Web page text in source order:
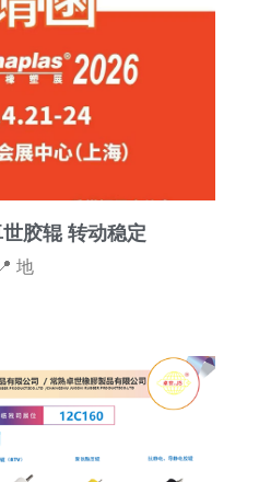
胶辊 转动稳定
地